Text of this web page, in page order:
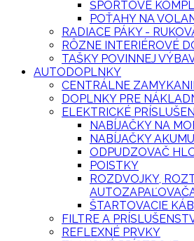
ŠPORTOVÉ
POŤAHY NA
RADIACE PÁKY -
RÔZNE INTERIÉROVÉ
TAŠKY POVINNEJ
AUTODOPLNKY
CENTRÁLNE
DOPLNKY PRE
ELEKTRICKÉ
NABÍJAČKY NA
NABÍJAČKY
ODPUDZOVAČ
POISTKY
ROZDVOJKY,
ŠTARTOVACIE
FILTRE A
REFLEXNÉ PRVKY